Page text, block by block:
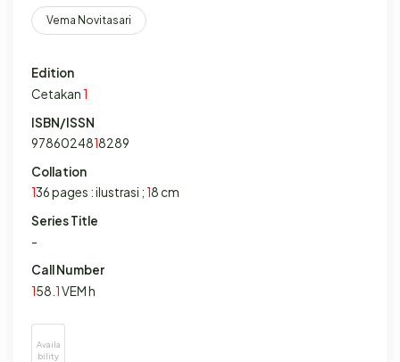
Vema Novitasari
Edition
Cetakan 1
ISBN/ISSN
9786024818289
Collation
136 pages : ilustrasi ; 18 cm
Series Title
-
Call Number
158. 1VEM h
Availa
bility